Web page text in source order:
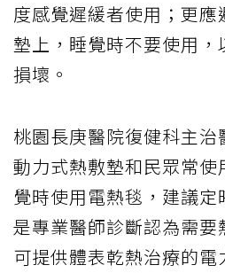
度感覺遲緩者使用；更
墊上，睡覺時不要使用
損壞。
桃園長庚醫院復健科主治
動力式熱敷墊和民眾常使
覺時使用電熱毯，建議
是專業醫師診斷認為需要
可提供體表乾熱治療的電